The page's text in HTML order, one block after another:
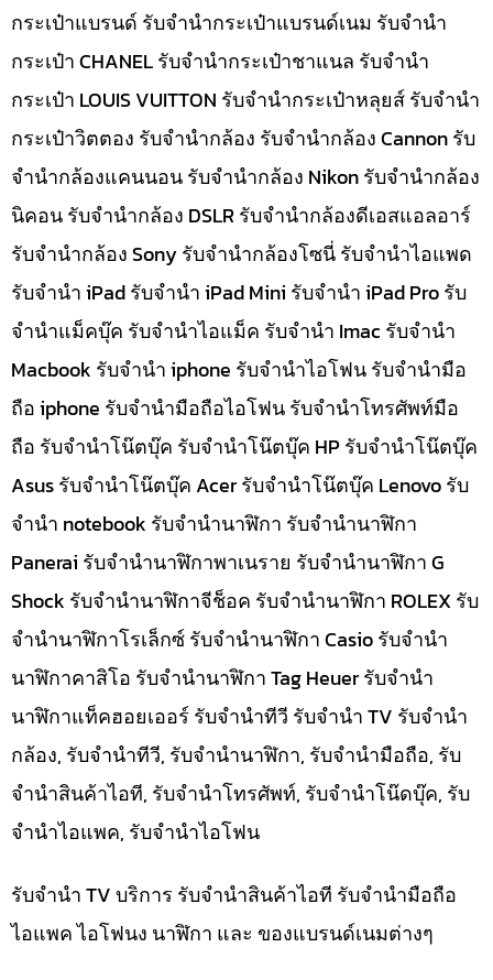
กระเป๋าแบรนด์ รับจำนำกระเป๋าแบรนด์เนม รับจำนำ
กระเป๋า CHANEL รับจำนำกระเป๋าชาแนล รับจำนำ
กระเป๋า LOUIS VUITTON รับจำนำกระเป๋าหลุยส์ รับจำนำ
กระเป๋าวิตตอง รับจำนำกล้อง รับจำนำกล้อง Cannon รับ
จำนำกล้องแคนนอน รับจำนำกล้อง Nikon รับจำนำกล้อง
นิคอน รับจำนำกล้อง DSLR รับจำนำกล้องดีเอสแอลอาร์
รับจำนำกล้อง Sony รับจำนำกล้องโซนี่ รับจำนำไอแพด
รับจำนำ iPad รับจำนำ iPad Mini รับจำนำ iPad Pro รับ
จำนำแม็คบุ๊ค รับจำนำไอแม็ค รับจำนำ Imac รับจำนำ
Macbook รับจำนำ iphone รับจำนำไอโฟน รับจำนำมือ
ถือ iphone รับจำนำมือถือไอโฟน รับจำนำโทรศัพท์มือ
ถือ รับจำนำโน๊ตบุ๊ค รับจำนำโน๊ตบุ๊ค HP รับจำนำโน๊ตบุ๊ค
Asus รับจำนำโน๊ตบุ๊ค Acer รับจำนำโน๊ตบุ๊ค Lenovo รับ
จำนำ notebook รับจำนำนาฬิกา รับจำนำนาฬิกา
Panerai รับจำนำนาฬิกาพาเนราย รับจำนำนาฬิกา G
Shock รับจำนำนาฬิกาจีช็อค รับจำนำนาฬิกา ROLEX รับ
จำนำนาฬิกาโรเล็กซ์ รับจำนำนาฬิกา Casio รับจำนำ
นาฬิกาคาสิโอ รับจำนำนาฬิกา Tag Heuer รับจำนำ
นาฬิกาแท็คฮอยเออร์ รับจำนำทีวี รับจำนำ TV รับจำนำ
กล้อง, รับจำนำทีวี, รับจำนำนาฬิกา, รับจำนำมือถือ, รับ
จำนำสินค้าไอที, รับจำนำโทรศัพท์, รับจำนำโน๊ดบุ๊ค, รับ
จำนำไอแพค, รับจำนำไอโฟน
รับจำนำ TV บริการ รับจำนำสินค้าไอที รับจำนำมือถือ
ไอแพค ไอโฟนง นาฬิกา และ ของแบรนด์เนมต่างๆ